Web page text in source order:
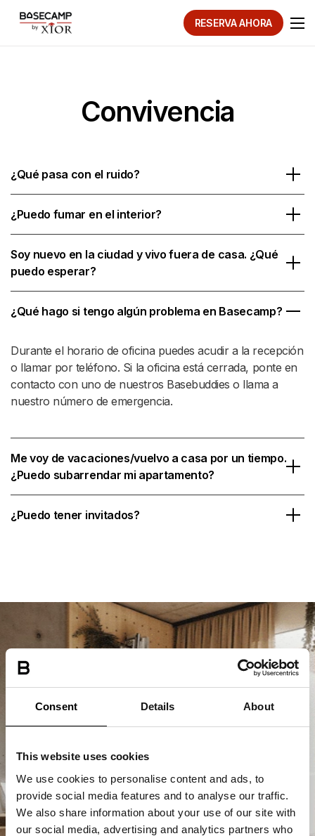
Consent Details About
This website uses cookies
We use cookies to personalise content and ads, to
provide social media features and to analyse our traffic.
We also share information about your use of our site with
our social media, advertising and analytics partners who
RESERVA AHORA
Convivencia
¿Qué pasa con el ruido?
¿Puedo fumar en el interior?
Soy nuevo en la ciudad y vivo fuera de casa. ¿Qué
puedo esperar?
¿Qué hago si tengo algún problema en Basecamp?
Durante el horario de oficina puedes acudir a la recepción
o llamar por teléfono. Si la oficina está cerrada, ponte en
contacto con uno de nuestros Basebuddies o llama a
nuestro número de emergencia.
Me voy de vacaciones/vuelvo a casa por un tiempo.
¿Puedo subarrendar mi apartamento?
¿Puedo tener invitados?
Need something else?
Contact us.
GET IN TOUCH
© BASECAMP STUDENT
Comience hoy
mismo su viaje.
Mi Cuenta
Reservar Ahora
RECURSOS
Blog
SOBRE NOSOTROS
Sobre Nosotros
POLAND
Lodz Rembielinskiego
GERMANY
Leipzig